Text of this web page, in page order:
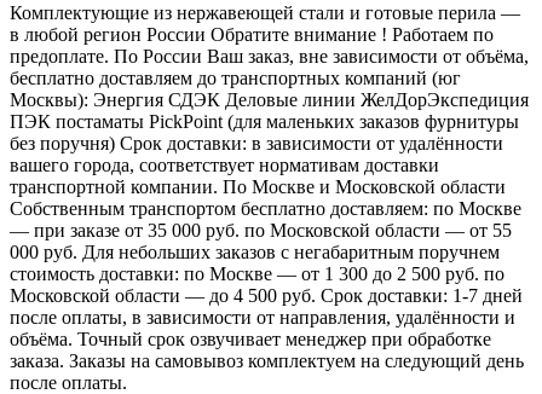
Комплектующие из нержавеющей стали и готовые перила —
в любой регион России Обратите внимание ! Работаем по
предоплате. По России Ваш заказ, вне зависимости от объёма,
бесплатно доставляем до транспортных компаний (юг
Москвы): Энергия СДЭК Деловые линии ЖелДорЭкспедиция
ПЭК постаматы PickPoint (для маленьких заказов фурнитуры
без поручня) Срок доставки: в зависимости от удалённости
вашего города, соответствует нормативам доставки
транспортной компании. По Москве и Московской области
Собственным транспортом бесплатно доставляем: по Москве
— при заказе от 35 000 руб. по Московской области — от 55
000 руб. Для небольших заказов с негабаритным поручнем
стоимость доставки: по Москве — от 1 300 до 2 500 руб. по
Московской области — до 4 500 руб. Срок доставки: 1-7 дней
после оплаты, в зависимости от направления, удалённости и
объёма. Точный срок озвучивает менеджер при обработке
заказа. Заказы на самовывоз комплектуем на следующий день
после оплаты.